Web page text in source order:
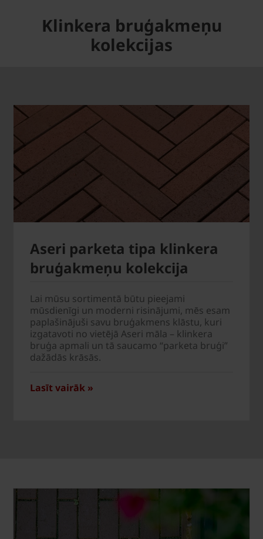
Klinkera bruģakmeņu
kolekcijas
Aseri parketa tipa klinkera
bruģakmeņu kolekcija
Lai mūsu sortimentā būtu pieejami
mūsdienīgi un moderni risinājumi, mēs esam
paplašinājuši savu bruģakmens klāstu, kuri
izgatavoti no vietējā Aseri māla – klinkera
bruģa apmali un tā saucamo “parketa bruģi”
dažādās krāsās.
Lasīt vairāk »